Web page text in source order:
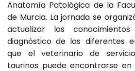
Anatomía Patológica de la
de Murcia. La jornada se
actualizar los
diagnóstico de las diferentes
que el veterinario de
taurinos puede encontrarse